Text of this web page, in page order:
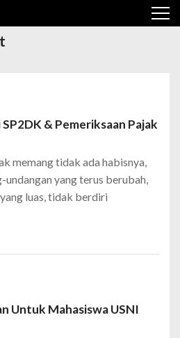
& Pemeriksaan Pajak
memang tidak ada habisnya,
undangan yang terus berubah,
luas, tidak berdiri
Untuk Mahasiswa USNI